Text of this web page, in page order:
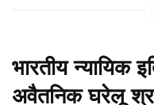
भारतीय न्यायिक
अवैतनिक घरेलू